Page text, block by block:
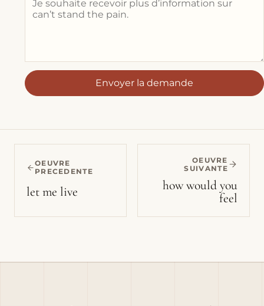
Envoyer la demande
OEUVRE
PRECEDENTE
let me live
OEUVRE
SUIVANTE
how would you
feel